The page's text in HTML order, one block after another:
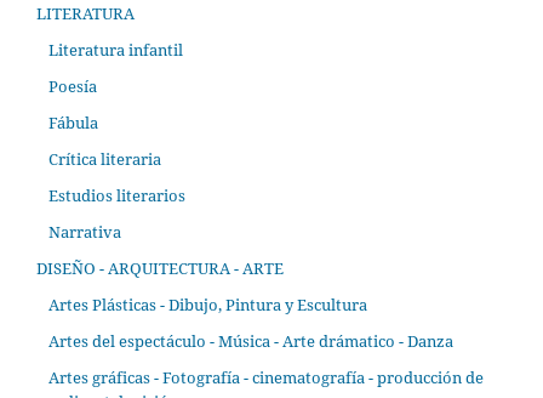
LITERATURA
Literatura infantil
Poesía
Fábula
Crítica literaria
Estudios literarios
Narrativa
DISEÑO - ARQUITECTURA - ARTE
Artes Plásticas - Dibujo, Pintura y Escultura
Artes del espectáculo - Música - Arte drámatico - Danza
Artes gráficas - Fotografía - cinematografía - producción de